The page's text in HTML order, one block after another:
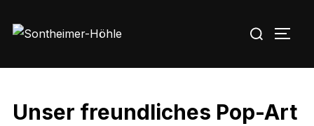
Inhalten
nach:
Unser freundliches Pop-Art